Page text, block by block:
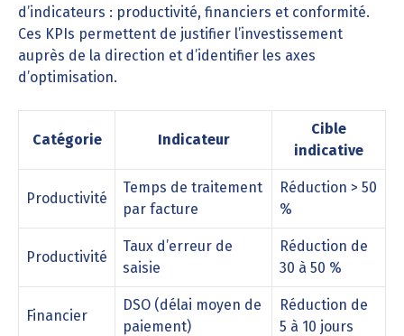
d’indicateurs : productivité, financiers et conformité.
Ces KPIs permettent de justifier l’investissement
auprès de la direction et d’identifier les axes
d’optimisation.
Catégorie Indicateur
Cible
indicative
Productivité
Temps de traitement
par facture
Réduction > 50
%
Productivité
Taux d’erreur de
saisie
Réduction de
30 à 50 %
Financier
DSO (délai moyen de
paiement)
Réduction de
5 à 10 jours